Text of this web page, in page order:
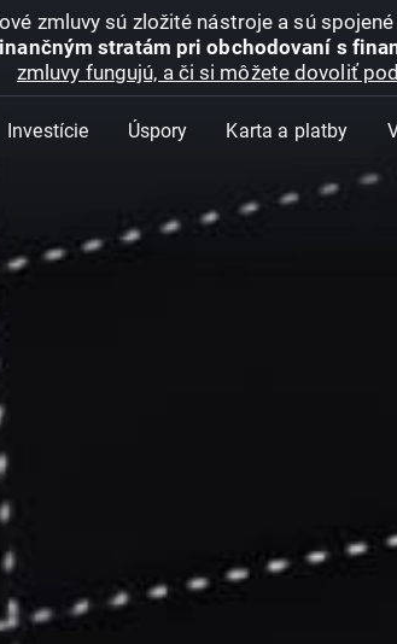
zmluvy sú zložité nástroje a sú
stratám pri obchodovaní s
zmluvy fungujú, a či si môžete dovoliť
Investície Úspory Karta a platby